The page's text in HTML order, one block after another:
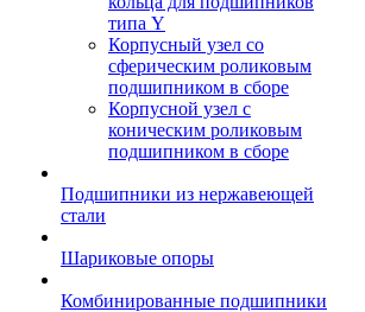
типа Y
Корпусный узел со
сферическим роликовым
подшипником в сборе
Корпусной узел с
коническим роликовым
подшипником в сборе
Подшипники из нержавеющей
стали
Шариковые опоры
Комбинированные подшипники